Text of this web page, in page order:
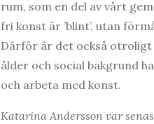
rum, som en del av vårt
fri konst är ’blint’, utan
Därför är det också
ålder och social bakgrund
och arbeta med konst.
Katarina Andersson var